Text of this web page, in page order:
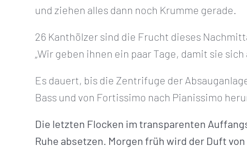
und ziehen alles dann noch Krumme gerade.
26 Kanthölzer sind die Frucht dieses
„Wir geben ihnen ein paar Tage, damit sie
Es dauert, bis die Zentrifuge der
Bass und von Fortissimo nach Pianissimo
Die letzten Flocken im transparenten
Ruhe absetzen. Morgen früh wird der Duft